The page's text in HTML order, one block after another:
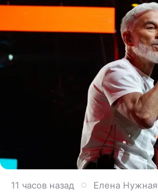
11 часов назад Елена Нужная